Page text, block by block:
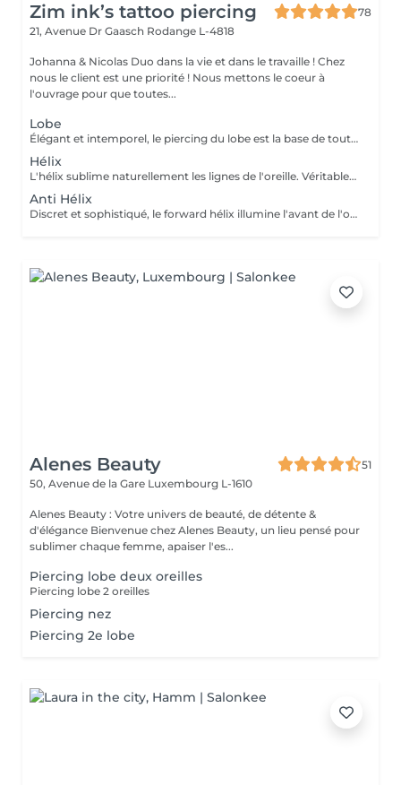
Zim ink’s tattoo piercing
78
21, Avenue Dr Gaasch Rodange L-4818
Johanna & Nicolas Duo dans la vie et dans le travaille ! Chez
nous le client est une priorité ! Nous mettons le coeur à
l'ouvrage pour que toutes...
Lobe
Élégant et intemporel, le piercing du lobe est la base de toutes les plus belles compositions. Qu'il s'agisse d'un premier piercing ou d'une nouvelle création, chaque réalisation est effectuée avec précision afin de t'offrir une expérience aussi agréable que soignée. Inclus : Bijou de première pose en titane ASTM F-136 Conseils personnalisés et suivi de cicatrisation + 5€ pour changer la couleur de ton bijou grâce à l'anodisation. Les bijoux de la vitrine sont disponibles en première pause, le prix du bijou est à ajouter à la prestation. Pour toutes demandes d'informations, merci de me contacter. Tout les mineurs doivent être accompagnés d'un tuteur légal ( parents ! ), des justificatifs d'identités seront demandés.
Hélix
L'hélix sublime naturellement les lignes de l'oreille. Véritable incontournable, il apporte une touche contemporaine et raffinée qui s'intègre parfaitement à votre style. Chaque projet est pensé en harmonie avec ton anatomie. Conseils personnalisés et suivi de cicatrisation Inclus : Bijou de première pose en titane ASTM F-136 + 5€ pour changer la couleur de ton bijou grâce à l'anodisation. Les bijoux de la vitrine sont disponibles en première pause, le prix du bijou est à ajouter à la prestation. Pour toutes demandes d'informations, merci de me contacter. Tout les mineurs doivent être accompagnés d'un tuteur légal ( parents ! ), des justificatifs d'identités seront demandés.
Anti Hélix
Discret et sophistiqué, le forward hélix illumine l'avant de l'oreille avec subtilité. Un choix idéal pour une composition délicate et résolument élégante. Conseils personnalisés et suivi de cicatrisation Inclus : Bijou de première pose en titane ASTM F-136 + 5€ pour changer la couleur de ton bijou grâce à l'anodisation. Les bijoux de la vitrine sont disponibles en première pause, le prix du bijou est à ajouter à la prestation. Pour toutes demandes d'informations, merci de me contacter. Tout les mineurs doivent être accompagnés d'un tuteur légal ( parents ! ), des justificatifs d'identités seront demandés.
Alenes Beauty
51
50, Avenue de la Gare Luxembourg L-1610
Alenes Beauty : Votre univers de beauté, de détente &
d'élégance Bienvenue chez Alenes Beauty, un lieu pensé pour
sublimer chaque femme, apaiser l'es...
Piercing lobe deux oreilles
Piercing lobe 2 oreilles
Piercing nez
Piercing 2e lobe